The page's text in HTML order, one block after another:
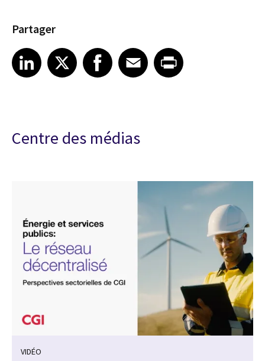
Partager
Share article on LinkedIn
LinkedIn
Share article on XShare article on Facebook
Facebook
Share article on Email
EmailShare article on Print
Centre des médias
VIDÉO